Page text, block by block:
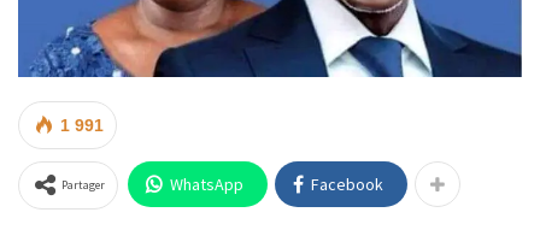
1 991
Partager WhatsApp Facebook